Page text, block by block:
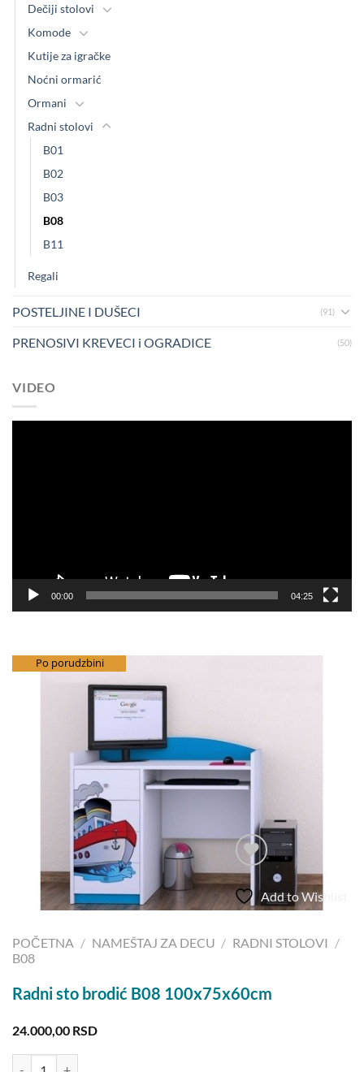
Dečiji stolovi
Komode
Kutije za igračke
Noćni ormarić
Ormani
Radni stolovi
B01
B02
B03
B08
B11
Regali
POSTELJINE I DUŠECI (91)
PRENOSIVI KREVECI i OGRADICE (50)
VIDEO
00:00 04:25
besplatna dostava
Po porudzbini
Add to Wishlist
POČETNA / NAMEŠTAJ ZA DECU / RADNI STOLOVI /
B08
Radni sto brodić B08 100x75x60cm
24.000,00 RSD